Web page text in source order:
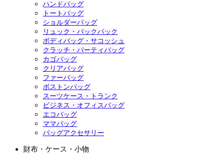
ハンドバッグ
トートバッグ
ショルダーバッグ
リュック・バックパック
ボディバッグ・サコッシュ
クラッチ・パーティバッグ
カゴバッグ
クリアバッグ
ファーバッグ
ボストンバッグ
スーツケース・トランク
ビジネス・オフィスバッグ
エコバッグ
ママバッグ
バッグアクセサリー
財布・ケース・小物